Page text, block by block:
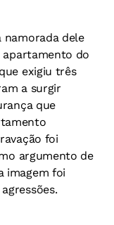
namorada dele
do
exigiu três
a surgir
que
foi
argumento de
imagem foi